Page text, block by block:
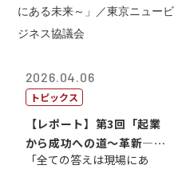
2026.04.06
トピックス
【レポート】第3回「起業
から成功への道～革新―挑
戦の先にある...
「全ての答えは現場にあ